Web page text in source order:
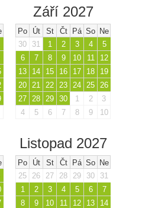
Září 2027
Po Út St Čt Pá So Ne
30
31 1 2 3 4
5
6
7 8 9 10 11
12
13
14 15 16 17 18
19
20 21 22 23 24 25 26
27 28 29 30 1 2
3
4
5 6 7 8 9 10
Listopad 2027
Po Út St Čt Pá So Ne
25
26 27 28 29 30
31
1
2 3 4 5 6
7
8
9 10 11 12 13
14